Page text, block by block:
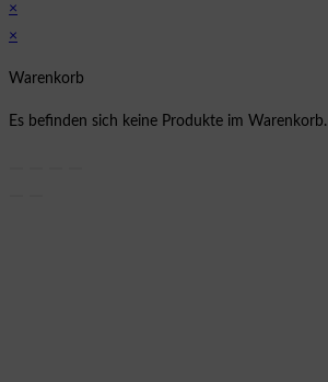
×
×
Warenkorb
Es befinden sich keine Produkte im Warenkorb.